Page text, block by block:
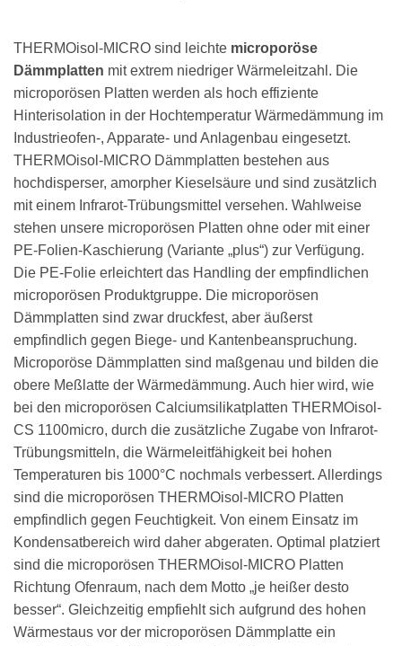
THERMOisol-MICRO sind leichte microporöse
Dämmplatten mit extrem niedriger Wärmeleitzahl. Die
microporösen Platten werden als hoch effiziente
Hinterisolation in der Hochtemperatur Wärmedämmung im
Industrieofen-, Apparate- und Anlagenbau eingesetzt.
THERMOisol-MICRO Dämmplatten bestehen aus
hochdisperser, amorpher Kieselsäure und sind zusätzlich
mit einem Infrarot-Trübungsmittel versehen. Wahlweise
stehen unsere microporösen Platten ohne oder mit einer
PE-Folien-Kaschierung (Variante „plus“) zur Verfügung.
Die PE-Folie erleichtert das Handling der empfindlichen
microporösen Produktgruppe. Die microporösen
Dämmplatten sind zwar druckfest, aber äußerst
empfindlich gegen Biege- und Kantenbeanspruchung.
Microporöse Dämmplatten sind maßgenau und bilden die
obere Meßlatte der Wärmedämmung. Auch hier wird, wie
bei den microporösen Calciumsilikatplatten THERMOisol-
CS 1100micro, durch die zusätzliche Zugabe von Infrarot-
Trübungsmitteln, die Wärmeleitfähigkeit bei hohen
Temperaturen bis 1000°C nochmals verbessert. Allerdings
sind die microporösen THERMOisol-MICRO Platten
empfindlich gegen Feuchtigkeit. Von einem Einsatz im
Kondensatbereich wird daher abgeraten. Optimal platziert
sind die microporösen THERMOisol-MICRO Platten
Richtung Ofenraum, nach dem Motto „je heißer desto
besser“. Gleichzeitig empfiehlt sich aufgrund des hohen
Wärmestaus vor der microporösen Dämmplatte ein